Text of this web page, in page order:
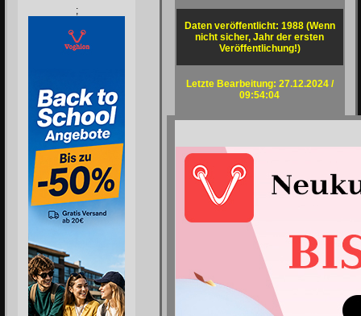
;
Daten veröffentlicht: 1988 (Wenn
nicht sicher, Jahr der ersten
Veröffentlichung!)
Letzte Bearbeitung: 27.12.2024 /
09:54:04